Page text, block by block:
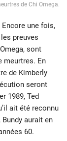
de Chi Omega.
Encore une fois,
preuves
sont
meurtres. En
de Kimberly
seront
1989, Ted
ait été reconnu
aurait en
60.